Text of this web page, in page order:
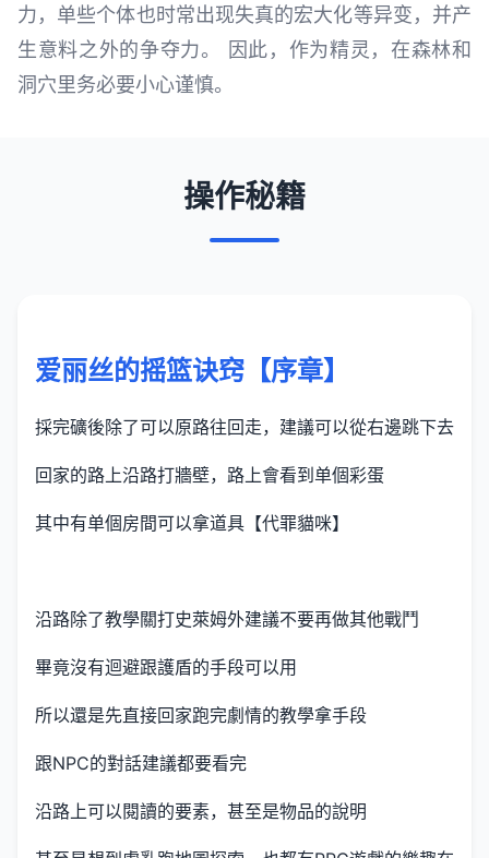
力，单些个体也时常出现失真的宏大化等异变，并产
生意料之外的争夺力。 因此，作为精灵，在森林和
洞穴里务必要小心谨慎。
操作秘籍
爱丽丝的摇篮诀窍【序章】
採完礦後除了可以原路往回走，建議可以從右邊跳下去
回家的路上沿路打牆壁，路上會看到单個彩蛋
其中有单個房間可以拿道具【代罪貓咪】
沿路除了教學關打史萊姆外建議不要再做其他戰鬥
畢竟沒有迴避跟護盾的手段可以用
所以還是先直接回家跑完劇情的教學拿手段
跟NPC的對話建議都要看完
沿路上可以閱讀的要素，甚至是物品的說明